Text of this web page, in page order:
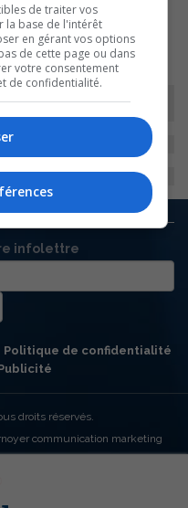
infolettre
Politique de confidentialité
droits réservés.
communication marketing
de traiter vos
la base de l'intérêt
en gérant vos options
de cette page ou dans
votre consentement
de confidentialité.